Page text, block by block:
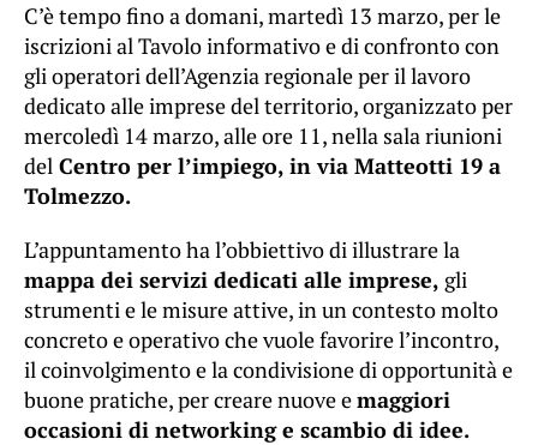
C’è tempo fino a domani, martedì 13 marzo, per le
iscrizioni al Tavolo informativo e di confronto con
gli operatori dell’Agenzia regionale per il lavoro
dedicato alle imprese del territorio, organizzato per
mercoledì 14 marzo, alle ore 11, nella sala riunioni
del Centro per l’impiego, in via Matteotti 19 a
Tolmezzo.
L’appuntamento ha l’obbiettivo di illustrare la
mappa dei servizi dedicati alle imprese, gli
strumenti e le misure attive, in un contesto molto
concreto e operativo che vuole favorire l’incontro,
il coinvolgimento e la condivisione di opportunità e
buone pratiche, per creare nuove emaggiori
occasioni di networking e scambio di idee.